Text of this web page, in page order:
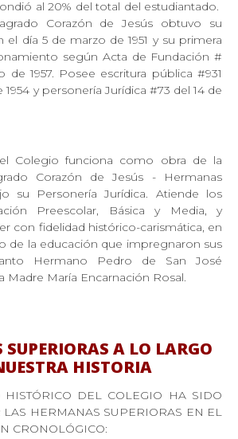
al 20% del total del estudiantado.
Corazón de Jesús obtuvo su
el día 5 de marzo de 1951 y su primera
según Acta de Fundación #
de 1957. Posee escritura pública #931
y personería Jurídica #73 del 14 de
Colegio funciona como obra de la
Corazón de Jesús - Hermanas
su Personería Jurídica. Atiende los
Preescolar, Básica y Media, y
con fidelidad histórico-carismática, en
de la educación que impregnaron sus
Hermano Pedro de San José
Madre María Encarnación Rosal.
A LO LARGO
HISTORIA
HISTÓRICO DEL COLEGIO HA SIDO
HERMANAS SUPERIORAS EN EL
CRONOLÓGICO: